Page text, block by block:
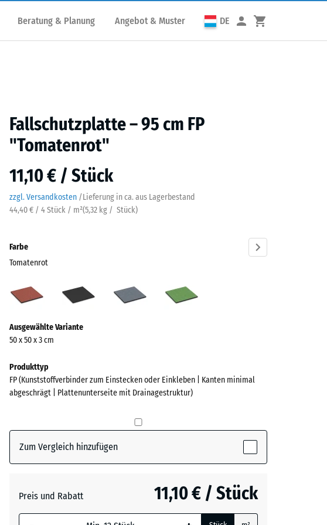
Beratung & Planung Angebot & Muster DE
Fallschutzplatte – 95 cm FP
"Tomatenrot"
11,10 € / Stück
zzgl. Versandkosten /Lieferung in ca. aus Lagerbestand
44,40 € / 4 Stück / m²(5,32 kg / Stück)
Farbe
Tomatenrot
(active)
Informationen
zu
Farben?
Farbpalette
(active)
+ 0,40 €
Ausgewählte Variante
50 x 50 x 3 cm
Produkttyp
FP (Kunststoffverbinder zum Einstecken oder Einkleben | Kanten minimal
abgeschrägt | Plattenunterseite mit Drainagestruktur)
Zum Vergleich hinzufügen
Preis und Rabatt 11,10 € / Stück